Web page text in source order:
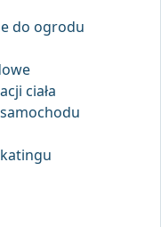
do ogrodu
ciała